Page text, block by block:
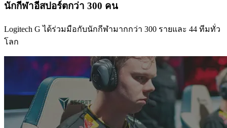
นักกีฬาอีสปอร์ตกว่า 300 คน
Logitech G ได้ร่วมมือกับนักกีฬามากกว่า 300 รายและ 44 ทีมทั่ว
โลก